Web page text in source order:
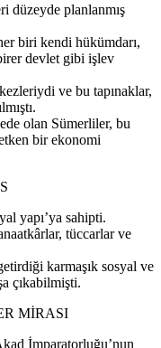
düzeyde planlanmış
biri kendi hükümdarı,
devlet gibi işlev
ve bu tapınaklar,
olan Sümerliler, bu
bir ekonomi
yapı’ya sahipti.
tüccarlar ve
karmaşık sosyal ve
çıkabilmişti.
MİRASI
İmparatorluğu’nun